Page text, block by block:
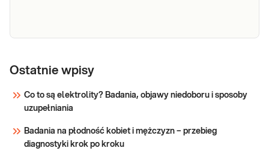
krwi
badanie krwi oceniające liczbę i wygląd krwinek:
krwi. Pomaga w wykrywaniu infekcji, stanów
zapalnych, niedokrwistości i innych zaburzeń.
Ostatnie wpisy
Co to są elektrolity? Badania, objawy niedoboru i sposoby
uzupełniania
Badania na płodność kobiet i mężczyzn – przebieg
diagnostyki krok po kroku